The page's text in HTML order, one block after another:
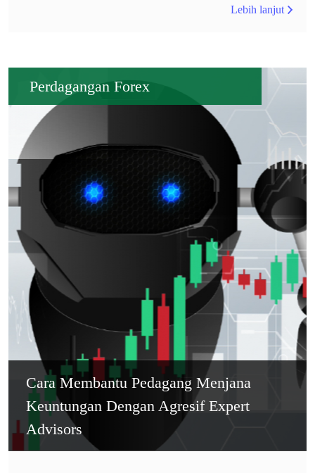
Lebih lanjut
Perdagangan Forex
Cara Membantu Pedagang Menjana
Keuntungan Dengan Agresif Expert
Advisors